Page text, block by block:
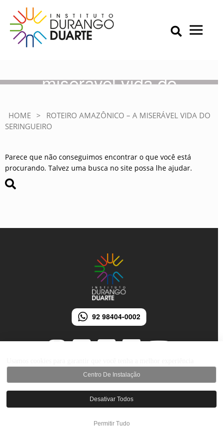
content
IDD – Instituto Durango Duarte
Instituto Durango Duarte
Primary Menu
miserável vida do
seringueiro
HOME >
ROTEIRO AMAZÔNICO – A MISERÁVEL VIDA DO
SERINGUEIRO
Parece que não conseguimos encontrar o que você está
procurando. Talvez uma busca no site possa lhe ajudar.
92 98404-0002
© 2026 Instituto Durango Duarte - Todos os direitos reservados.
Desenvolvido por iMarketing Agência Digital
Centro De Instalação
Desativar Todos
Permitir Tudo